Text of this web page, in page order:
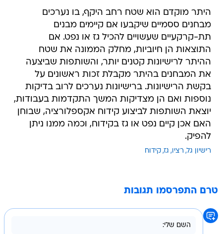
היתר מוקדם הוא שטח רחב היקף, בו נערכים
מבחנים ססמיים שיקבעו אם קיימים מבנים
תת-קרקעיים שעשויים להכיל גז או נפט. אם
התוצאות הן חיוביות, מחלק הממונה את שטח
ההיתר לרישיונות קטנים יותר, והשותפות שביצעה
את המבחנים בהיתר מקבלת זכות ראשונים על
בקשת הרישיונות. ברישיונות נערכים לרוב בדיקות
נוספות ואם הן מצדיקות המשך התקדמות בעבודות,
יוצאת השותפות לביצוע קידוח אקספלורציה, שבוחן
האם אכן קיים נפט או גז בקידוח, וכמה ממנו ניתן
להפיק.
רישיון גל רציו גז קידוח
טרם התפרסמו תגובות